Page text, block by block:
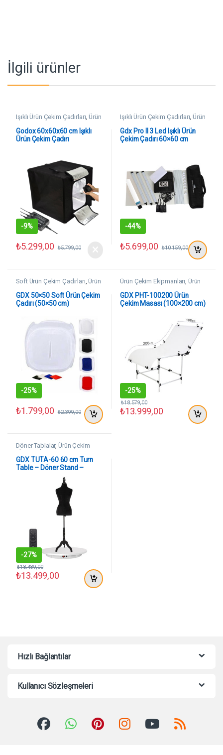
İlgili ürünler
Işıklı Ürün Çekim Çadırları,Ürün
Godox 60x60x60 cm Işıklı
Ürün Çekim Çadırı
-9%
₺5.299,00 ₺5.799,00
Işıklı Ürün Çekim Çadırları,Ürün
Gdx Pro II 3 Led Işıklı Ürün
Çekim Çadırı 60×60 cm
-44%
₺5.699,00 ₺10.159,00
Soft Ürün Çekim Çadırları,Ürün
GDX 50×50 Soft Ürün Çekim
Çadırı (50×50 cm)
-25%
₺1.799,00 ₺2.399,00
Ürün Çekim Ekipmanları, Ürün
GDX PHT-100200 Ürün
Çekim Masası (100×200 cm)
-25%
₺13.999,00
₺18.579,00
Döner Tablalar,Ürün Çekim
Ekipmanları
GDX TUTA-60 60 cm Turn
Table – Döner Stand –
-27%
₺13.499,00
₺18.489,00
Hızlı Bağlantılar
Kullanıcı Sözleşmeleri